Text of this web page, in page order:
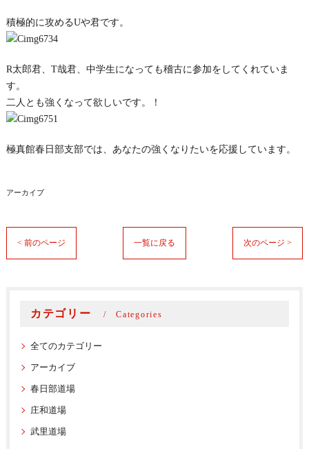
積極的に攻めるUや君です。
R太郎君、T哉君、中学生になっても稽古に参加をしてくれていま
す。
二人とも強くなって欲しいです。！
極真館春日部支部では、あなたの強くなりたいを応援しています。
アーカイブ
< 前のページ 一覧に戻る 次のページ >
カテゴリー Categories
全てのカテゴリー
アーカイブ
春日部道場
庄和道場
武里道場